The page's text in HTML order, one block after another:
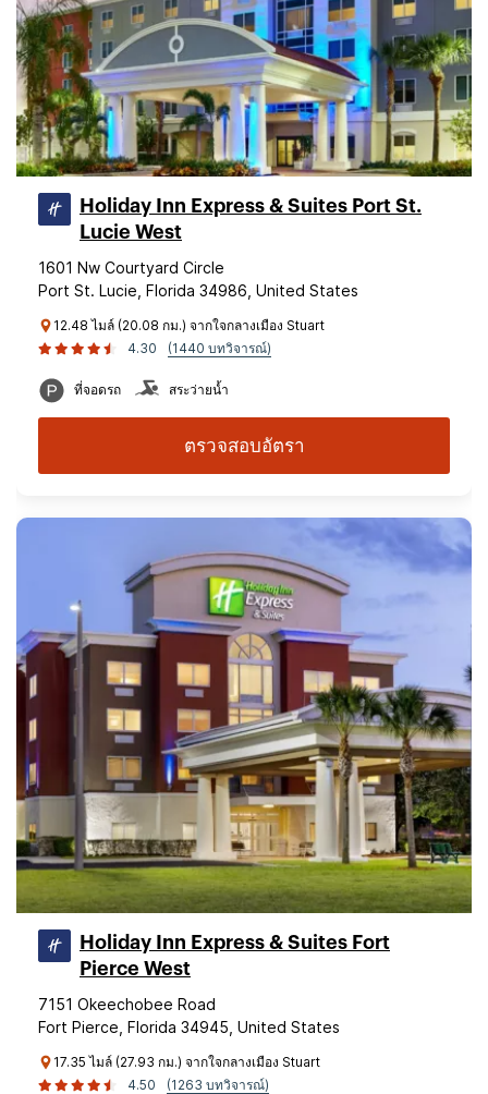
Holiday Inn Express & Suites Port St.
Lucie West
1601 Nw Courtyard Circle
Port St. Lucie, Florida 34986, United States
12.48 ไมล์ (20.08 กม.) จากใจกลางเมือง Stuart
4.30
(1440 บทวิจารณ์)
ที่จอดรถ สระว่ายน้ำ
ตรวจสอบอัตรา
Holiday Inn Express & Suites Fort
Pierce West
7151 Okeechobee Road
Fort Pierce, Florida 34945, United States
17.35 ไมล์ (27.93 กม.) จากใจกลางเมือง Stuart
4.50
(1263 บทวิจารณ์)